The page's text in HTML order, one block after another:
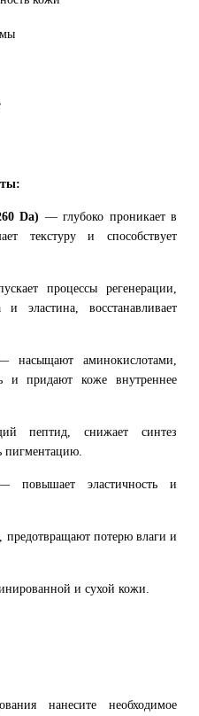
Da) — глубоко проникает в
текстуру и способствует
процессы регенерации,
и эластина, восстанавливает
насыщают аминокислотами,
и придают коже внутреннее
пептид, снижает синтез
пигментацию.
повышает эластичность и
предотвращают потерю влаги и
и сухой кожи.
нанесите необходимое